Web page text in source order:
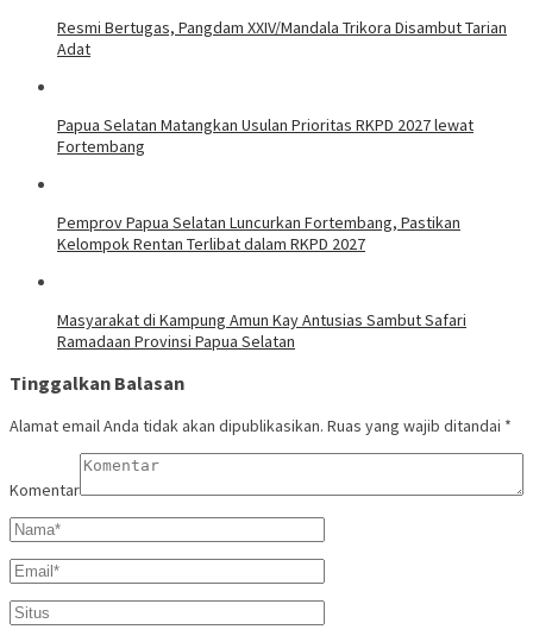
Resmi Bertugas, Pangdam XXIV/Mandala Trikora Disambut Tarian
Adat
Papua Selatan Matangkan Usulan Prioritas RKPD 2027 lewat
Fortembang
Pemprov Papua Selatan Luncurkan Fortembang, Pastikan
Kelompok Rentan Terlibat dalam RKPD 2027
Masyarakat di Kampung Amun Kay Antusias Sambut Safari
Ramadaan Provinsi Papua Selatan
Tinggalkan Balasan
Alamat email Anda tidak akan dipublikasikan. Ruas yang wajib ditandai *
Komentar